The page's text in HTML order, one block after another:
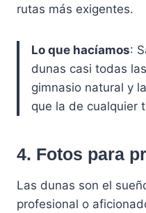
rutas más exigentes.
Lo que hacíamos:
dunas casi todas
gimnasio natural y
que la de cualquier
4. Fotos para
Las dunas son el
profesional o